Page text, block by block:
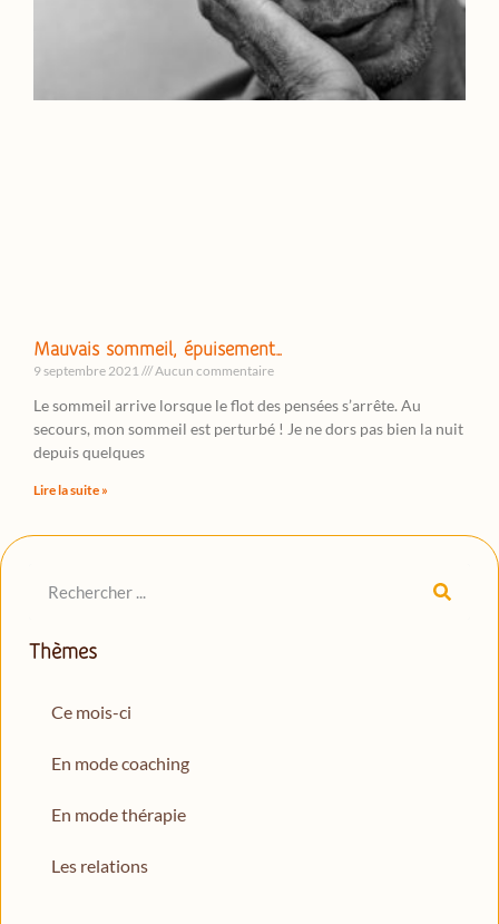
Mauvais sommeil, épuisement…
9 septembre 2021 Aucun commentaire
Le sommeil arrive lorsque le flot des pensées s’arrête. Au
secours, mon sommeil est perturbé ! Je ne dors pas bien la nuit
depuis quelques
Lire la suite »
Thèmes
Ce mois-ci
En mode coaching
En mode thérapie
Les relations